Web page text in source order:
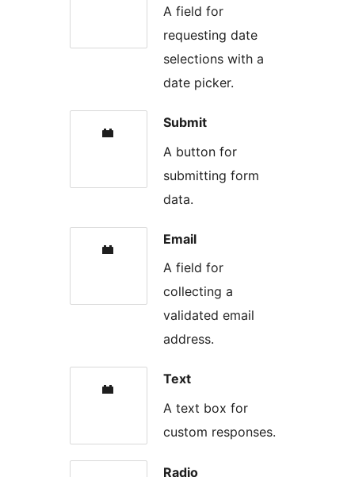
A field for
requesting date
selections with a
date picker.
Submit
A button for
submitting form
data.
Email
A field for
collecting a
validated email
address.
Text
A text box for
custom responses.
Radio